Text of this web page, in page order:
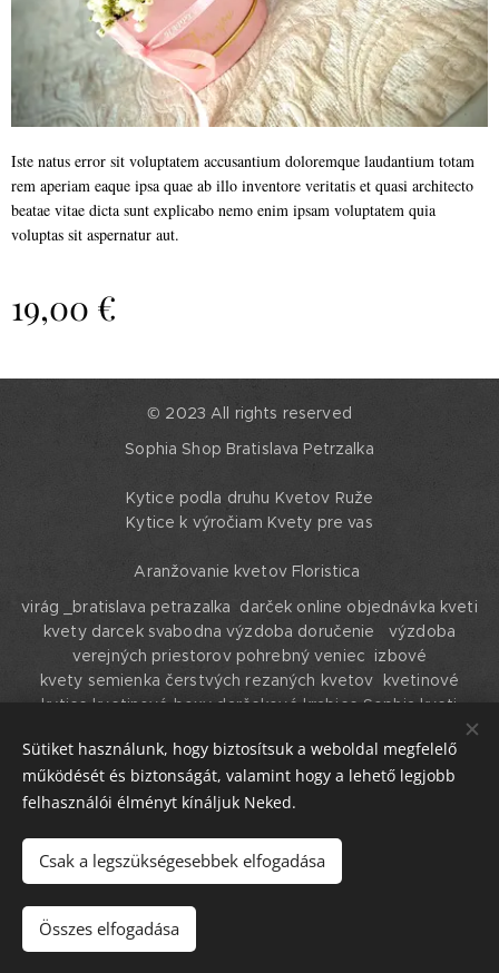
Iste natus error sit voluptatem accusantium doloremque laudantium totam
rem aperiam eaque ipsa quae ab illo inventore veritatis et quasi architecto
beatae vitae dicta sunt explicabo nemo enim ipsam voluptatem quia
voluptas sit aspernatur aut.
19,00 €
© 2023 All rights reserved
Sophia Shop Bratislava Petrzalka
Kytice podla druhu Kvetov Ruže
Kytice k výročiam Kvety pre vas
Aranžovanie kvetov Floristica
virág _bratislava petrazalka darček online objednávka kveti
kvety darcek svabodna výzdoba doručenie výzdoba
verejných priestorov pohrebný veniec izbové
kvety semienka čerstvých rezaných kvetov kvetinové
kytice kvetinové boxy darčekové krabice Sophia kveti
Sütik
Nyelvek
English
Magyar Slovenski
Sütiket használunk, hogy biztosítsuk a weboldal megfelelő
működését és biztonságát, valamint hogy a lehető legjobb
felhasználói élményt kínáljuk Neked.
Csak a legszükségesebbek elfogadása
Összes elfogadása